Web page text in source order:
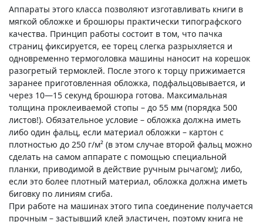
Аппараты этого класса позволяют изготавливать книги в
мягкой обложке и брошюры практически типографского
качества. Принцип работы состоит в том, что пачка
страниц фиксируется, ее торец слегка разрыхляется и
одновременно термоголовка машины наносит на корешок
разогретый термоклей. После этого к торцу прижимается
заранее приготовленная обложка, подфальцовывается, и
через 10—15 секунд брошюра готова. Максимальная
толщина проклеиваемой стопы – до 55 мм (порядка 500
листов!). Обязательное условие – обложка должна иметь
либо один фальц, если материал обложки – картон с
плотностью до 250 г/м² (в этом случае второй фальц можно
сделать на самом аппарате с помощью специальной
планки, приводимой в действие ручным рычагом); либо,
если это более плотный материал, обложка должна иметь
биговку по линиям сгиба.
При работе на машинах этого типа соединение получается
прочным – застывший клей эластичен, поэтому книга не